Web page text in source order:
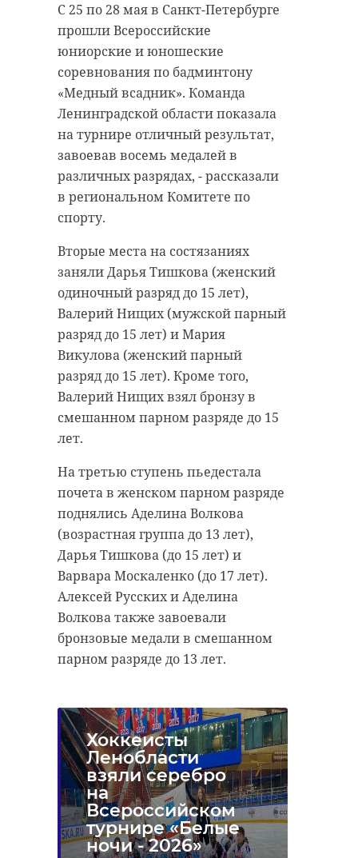
С 25 по 28 мая в Санкт-Петербурге
прошли Всероссийские
юниорские и юношеские
соревнования по бадминтону
«Медный всадник». Команда
Ленинградской области показала
на турнире отличный результат,
завоевав восемь медалей в
различных разрядах, - рассказали
в региональном Комитете по
спорту.
Вторые места на состязаниях
заняли Дарья Тишкова (женский
одиночный разряд до 15 лет),
Валерий Нищих (мужской парный
разряд до 15 лет) и Мария
Викулова (женский парный
разряд до 15 лет). Кроме того,
Валерий Нищих взял бронзу в
смешанном парном разряде до 15
лет.
На третью ступень пьедестала
почета в женском парном разряде
поднялись Аделина Волкова
(возрастная группа до 13 лет),
Дарья Тишкова (до 15 лет) и
Варвара Москаленко (до 17 лет).
Алексей Русских и Аделина
Волкова также завоевали
бронзовые медали в смешанном
парном разряде до 13 лет.
Хоккеисты
Ленобласти
взяли серебро
на
Всероссийском
турнире «Белые
ночи - 2026»